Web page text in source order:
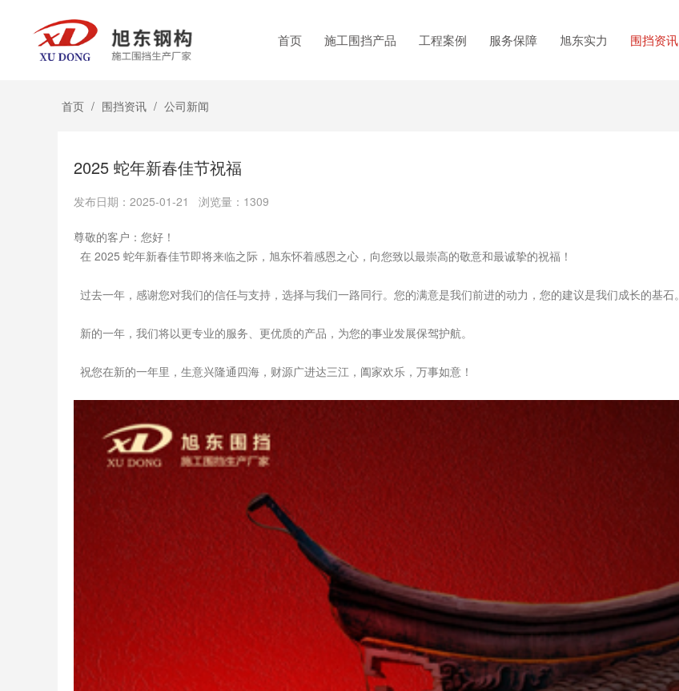
首页 施工围挡产品 工程案例 服务保障 旭东实力 围挡资讯
首页 / 围挡资讯 / 公司新闻
2025 蛇年新春佳节祝福
发布日期：2025-01-21 浏览量：1309
尊敬的客户：您好！
在 2025 蛇年新春佳节即将来临之际，旭东怀着感恩之心，向您致以最崇高的敬意和最诚挚的祝福！
过去一年，感谢您对我们的信任与支持，选择与我们一路同行。您的满意是我们前进的动力，您的建议是我们成长的基石。
新的一年，我们将以更专业的服务、更优质的产品，为您的事业发展保驾护航。
祝您在新的一年里，生意兴隆通四海，财源广进达三江，阖家欢乐，万事如意！